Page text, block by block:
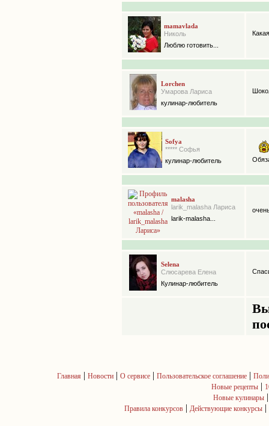
mamavlada
Николь
Люблю готовить...
Lorchen
Умарова Лариса
кулинар-любитель
Sofya
***** Софья
кулинар-любитель
malasha
larik_malasha Лариса
larik-malasha...
Selena
Слюсарева Елена
Кулинар-любитель
Главная | Новости| О сервисе| Пользовательское соглашение|
Новые рецепты |
Новые кулинары
Правила конкурсов | Действующие конкурсы |